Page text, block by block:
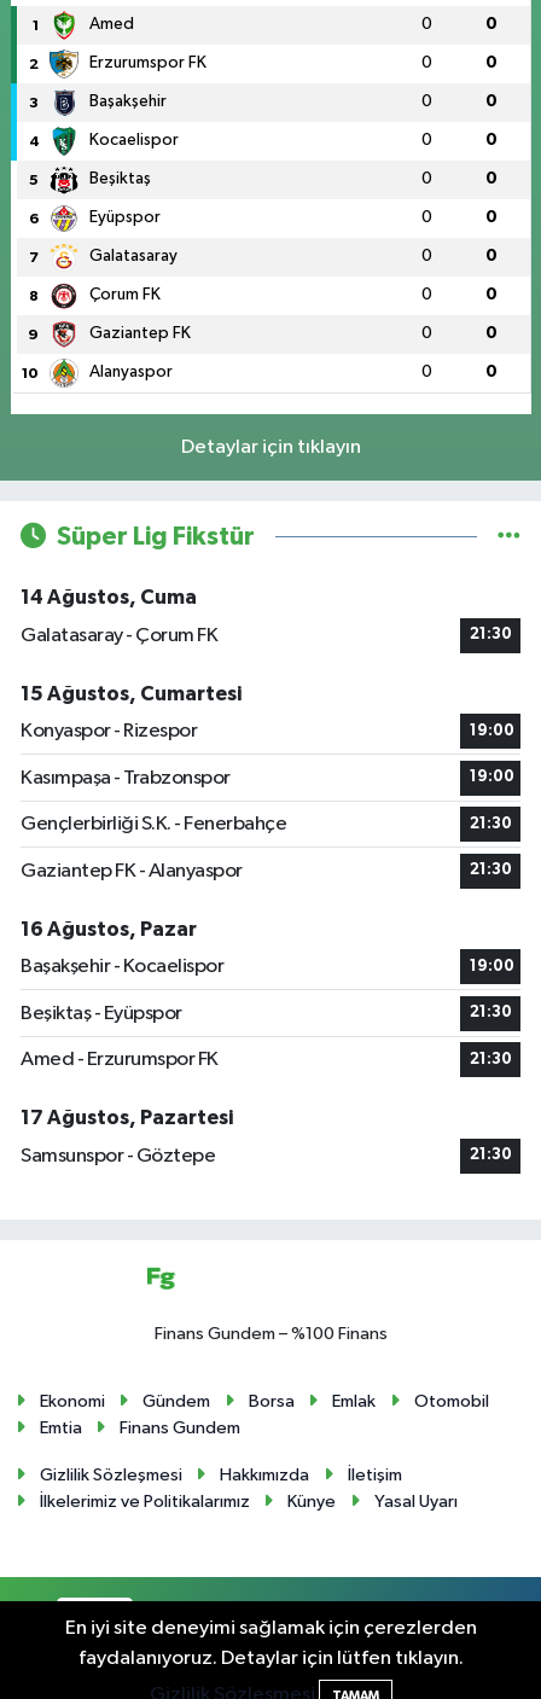
1 Amed 0 0
2 Erzurumspor FK 0 0
3 Başakşehir 0 0
4 Kocaelispor 0 0
5 Beşiktaş 0 0
6 Eyüpspor 0 0
7 Galatasaray 0 0
8 Çorum FK 0 0
9 Gaziantep FK 0 0
10 Alanyaspor 0 0
Detaylar için tıklayın
Süper Lig Fikstür
14 Ağustos, Cuma
Galatasaray - Çorum FK
21:30
15 Ağustos, Cumartesi
Konyaspor - Rizespor
19:00
Kasımpaşa - Trabzonspor 19:00
Gençlerbirliği S.K. - Fenerbahçe 21:30
Gaziantep FK - Alanyaspor 21:30
16 Ağustos, Pazar
Başakşehir - Kocaelispor
19:00
Beşiktaş - Eyüpspor 21:30
Amed - Erzurumspor FK 21:30
17 Ağustos, Pazartesi
Samsunspor - Göztepe
21:30
Finans Gundem – %100 Finans
Ekonomi Gündem Borsa Emlak
Otomobil
Emtia
Finans Gundem
Gizlilik Sözleşmesi Hakkımızda
İletişim
İlkelerimiz ve Politikalarımız
Künye Yasal Uyarı
Haber Yazılımı:TE Bilişim
En iyi site deneyimi sağlamak için çerezlerden
faydalanıyoruz. Detaylar için lütfen tıklayın.
Gizlilik Sözleşmesi
TAMAM